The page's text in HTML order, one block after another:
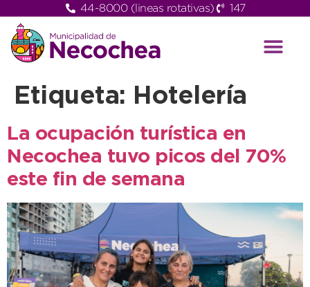
44-8000 (lineas rotativas) 147
Etiqueta: Hotelería
La ocupación turística en
Necochea tuvo picos del 70%
este fin de semana